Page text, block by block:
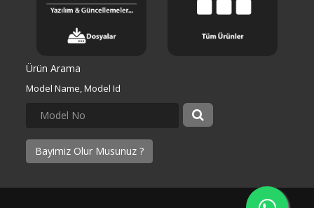
Ürün Arama
Model Name, Model Id
Bayimiz Olur Musunuz ?